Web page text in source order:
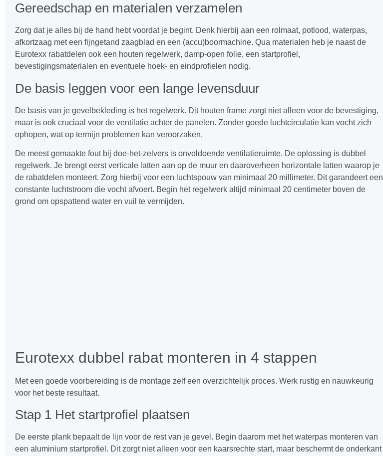
Gereedschap en materialen verzamelen
Zorg dat je alles bij de hand hebt voordat je begint. Denk hierbij aan een rolmaat, potlood, waterpas,
afkortzaag met een fijngetand zaagblad en een (accu)boormachine. Qua materialen heb je naast de
Eurotexx rabatdelen ook een houten regelwerk, damp-open folie, een startprofiel,
bevestigingsmaterialen en eventuele hoek- en eindprofielen nodig.
De basis leggen voor een lange levensduur
De basis van je gevelbekleding is het regelwerk. Dit houten frame zorgt niet alleen voor de bevestiging,
maar is ook cruciaal voor de ventilatie achter de panelen. Zonder goede luchtcirculatie kan vocht zich
ophopen, wat op termijn problemen kan veroorzaken.
De meest gemaakte fout bij doe-het-zelvers is onvoldoende ventilatieruimte. De oplossing is dubbel
regelwerk. Je brengt eerst verticale latten aan op de muur en daaroverheen horizontale latten waarop je
de rabatdelen monteert. Zorg hierbij voor een luchtspouw van minimaal 20 millimeter. Dit garandeert een
constante luchtstroom die vocht afvoert. Begin het regelwerk altijd minimaal 20 centimeter boven de
grond om opspattend water en vuil te vermijden.
Eurotexx dubbel rabat monteren in 4 stappen
Met een goede voorbereiding is de montage zelf een overzichtelijk proces. Werk rustig en nauwkeurig
voor het beste resultaat.
Stap 1 Het startprofiel plaatsen
De eerste plank bepaalt de lijn voor de rest van je gevel. Begin daarom met het waterpas monteren van
een aluminium startprofiel. Dit zorgt niet alleen voor een kaarsrechte start, maar beschermt de onderkant